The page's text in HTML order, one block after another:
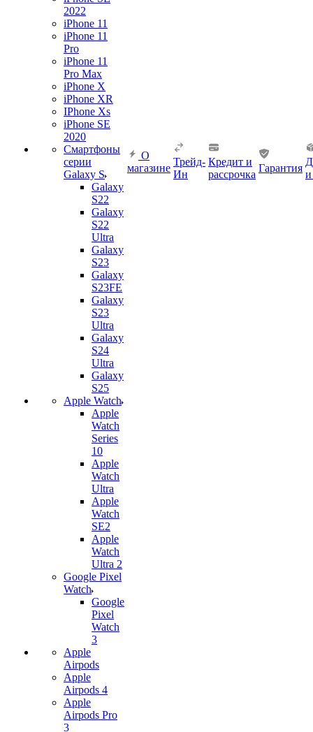
2022
iPhone 11
iPhone 11
Pro
iPhone 11
Pro Max
iPhone X
iPhone XR
IPhone Xs
iPhone SE
2020
Смартфоны
серии
Galaxy S
Galaxy
S22
Galaxy
S22
Ultra
Galaxy
S23
Galaxy
S23FE
Galaxy
S23
Ultra
Galaxy
S24
Ultra
Galaxy
S25
Apple Watch
Apple
Watch
Series
10
Apple
Watch
Ultra
Apple
Watch
SE2
Apple
Watch
Ultra 2
Google Pixel
Watch
Google
Pixel
Watch
3
Apple
Airpods
Apple
Airpods 4
Apple
Airpods Pro
3
О
магазине
Трейд-
Ин
Кредит и
рассрочка
Гарантия
и